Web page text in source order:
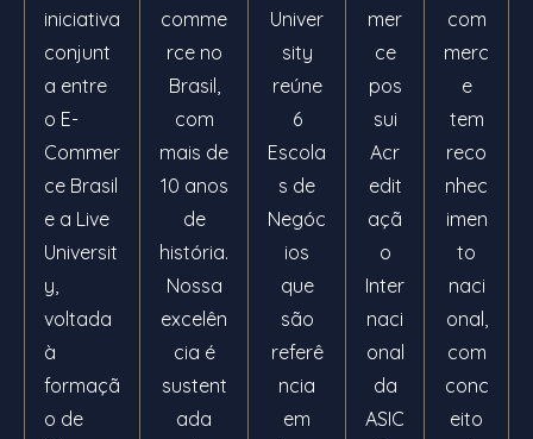
iniciativa
conjunt
a entre
o E-
Commer
ce Brasil
e a Live
Universit
y,
voltada
à
formaçã
o de
comme
rce no
Brasil,
com
mais de
10 anos
de
história.
Nossa
excelên
cia é
sustent
ada
Univer
sity
reúne
6
Escola
s de
Negóc
ios
que
são
referê
ncia
em
mer
ce
pos
sui
Acr
edit
açã
o
Inter
naci
onal
da
ASIC
com
merc
e
tem
reco
nhec
imen
to
naci
onal,
com
conc
eito